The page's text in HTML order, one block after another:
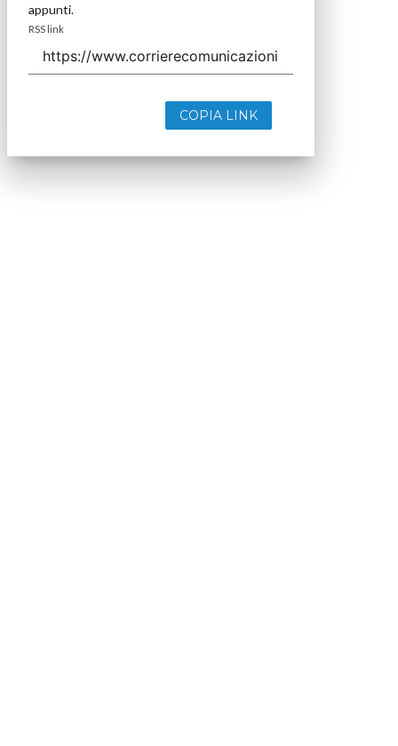
appunti.
RSS link
COPIA LINK